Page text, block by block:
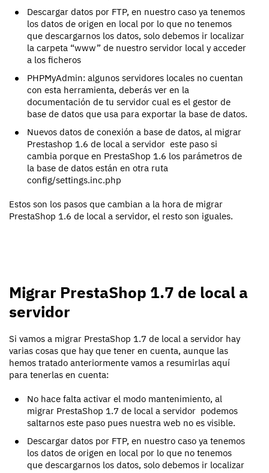
Descargar datos por FTP, en nuestro caso ya tenemos
los datos de origen en local por lo que no tenemos
que descargarnos los datos, solo debemos ir localizar
la carpeta “www” de nuestro servidor local y acceder
a los ficheros
PHPMyAdmin: algunos servidores locales no cuentan
con esta herramienta, deberás ver en la
documentación de tu servidor cual es el gestor de
base de datos que usa para exportar la base de datos.
Nuevos datos de conexión a base de datos, al migrar
Prestashop 1.6 de local a servidor este paso si
cambia porque en PrestaShop 1.6 los parámetros de
la base de datos están en otra ruta
config/settings.inc.php
Estos son los pasos que cambian a la hora de migrar
PrestaShop 1.6 de local a servidor, el resto son iguales.
Migrar PrestaShop 1.7 de local a
servidor
Si vamos a migrar PrestaShop 1.7 de local a servidor hay
varias cosas que hay que tener en cuenta, aunque las
hemos tratado anteriormente vamos a resumirlas aquí
para tenerlas en cuenta:
No hace falta activar el modo mantenimiento, al
migrar PrestaShop 1.7 de local a servidor podemos
saltarnos este paso pues nuestra web no es visible.
Descargar datos por FTP, en nuestro caso ya tenemos
los datos de origen en local por lo que no tenemos
que descargarnos los datos, solo debemos ir localizar